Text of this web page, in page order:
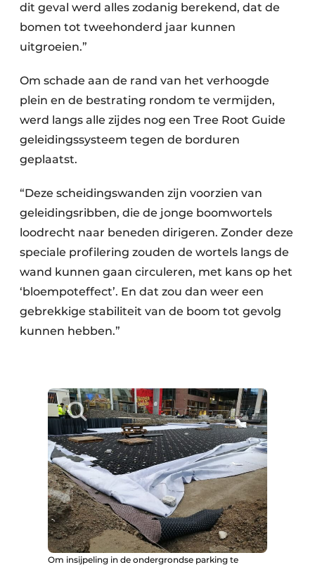
dit geval werd alles zodanig berekend, dat de
bomen tot tweehonderd jaar kunnen
uitgroeien.”
Om schade aan de rand van het verhoogde
plein en de bestrating rondom te vermijden,
werd langs alle zijdes nog een Tree Root Guide
geleidingssysteem tegen de borduren
geplaatst.
“Deze scheidingswanden zijn voorzien van
geleidingsribben, die de jonge boomwortels
loodrecht naar beneden dirigeren. Zonder deze
speciale profilering zouden de wortels langs de
wand kunnen gaan circuleren, met kans op het
‘bloempoteffect’. En dat zou dan weer een
gebrekkige stabiliteit van de boom tot gevolg
kunnen hebben.”
Om insijpeling in de ondergrondse parking te